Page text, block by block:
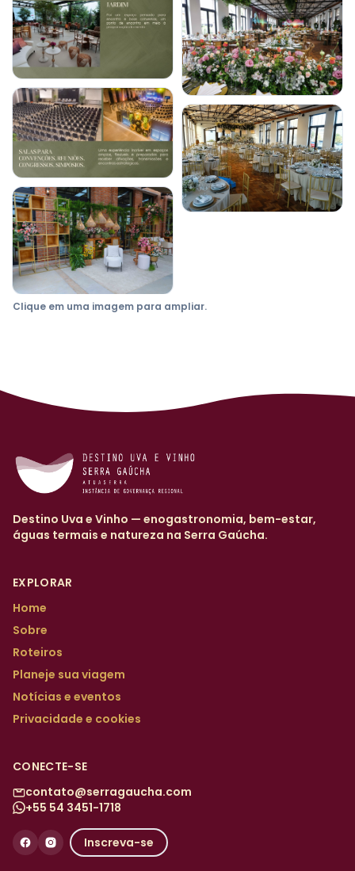
Clique em uma imagem para ampliar.
Destino Uva e Vinho — enogastronomia, bem-estar,
águas termais e natureza na Serra Gaúcha.
EXPLORAR
Home
Sobre
Roteiros
Planeje sua viagem
Notícias e eventos
Privacidade e cookies
CONECTE-SE
contato@serragaucha.com
+55 54 3451-1718
Inscreva-se